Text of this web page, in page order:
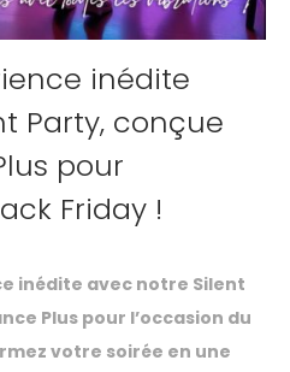
inédite
Party, conçue
pour
Friday !
inédite avec notre Silent
Plus pour l’occasion du
votre soirée en une